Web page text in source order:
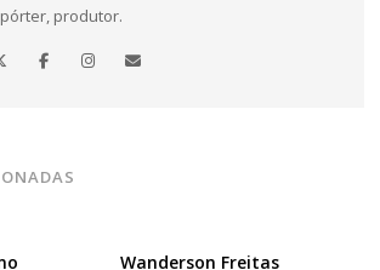
produtor.
Wanderson Freitas